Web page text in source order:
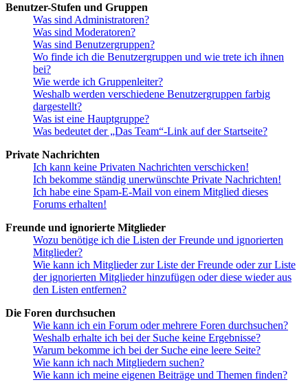
Benutzer-Stufen und Gruppen
Was sind Administratoren?
Was sind Moderatoren?
Was sind Benutzergruppen?
Wo finde ich die Benutzergruppen und wie trete ich ihnen
bei?
Wie werde ich Gruppenleiter?
Weshalb werden verschiedene Benutzergruppen farbig
dargestellt?
Was ist eine Hauptgruppe?
Was bedeutet der „Das Team“-Link auf der Startseite?
Private Nachrichten
Ich kann keine Privaten Nachrichten verschicken!
Ich bekomme ständig unerwünschte Private Nachrichten!
Ich habe eine Spam-E-Mail von einem Mitglied dieses
Forums erhalten!
Freunde und ignorierte Mitglieder
Wozu benötige ich die Listen der Freunde und ignorierten
Mitglieder?
Wie kann ich Mitglieder zur Liste der Freunde oder zur Liste
der ignorierten Mitglieder hinzufügen oder diese wieder aus
den Listen entfernen?
Die Foren durchsuchen
Wie kann ich ein Forum oder mehrere Foren durchsuchen?
Weshalb erhalte ich bei der Suche keine Ergebnisse?
Warum bekomme ich bei der Suche eine leere Seite?
Wie kann ich nach Mitgliedern suchen?
Wie kann ich meine eigenen Beiträge und Themen finden?